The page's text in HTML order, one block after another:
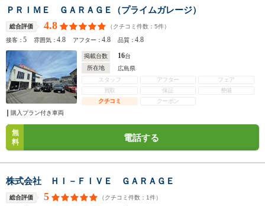
ＰＲＩＭＥ ＧＡＲＡＧＥ（プライムガレージ）
総合評価 4.8 （クチコミ件数： 5件）
接客：5 雰囲気：4.8 アフター：4.8 品質：4.8
掲載台数 16台
所在地
広島県
スタッフ
アフター
フェア
買取
保証
整備
クチコミ
クーポン
購入プラン付き車両
無
料
電話する
株式会社 ＨＩ－ＦＩＶＥ ＧＡＲＡＧＥ
総合評価 5 （クチコミ件数： 1件）